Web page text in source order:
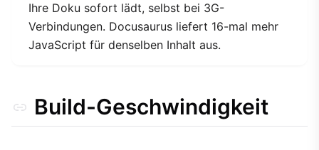
Ihre Doku sofort lädt, selbst bei 3G-
Verbindungen. Docusaurus liefert 16-mal mehr
JavaScript für denselben Inhalt aus.
Build-Geschwindigkeit